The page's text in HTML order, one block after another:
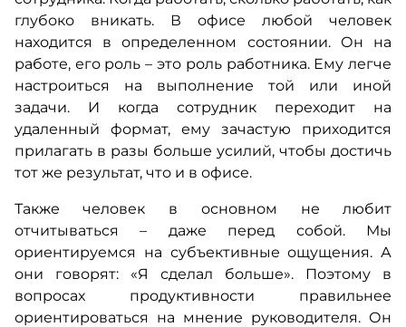
глубоко вникать. В офисе любой человек
находится в определенном состоянии. Он на
работе, его роль – это роль работника. Ему легче
настроиться на выполнение той или иной
задачи. И когда сотрудник переходит на
удаленный формат, ему зачастую приходится
прилагать в разы больше усилий, чтобы достичь
тот же результат, что и в офисе.
Также человек в основном не любит
отчитываться – даже перед собой. Мы
ориентируемся на субъективные ощущения. А
они говорят: «Я сделал больше». Поэтому в
вопросах продуктивности правильнее
ориентироваться на мнение руководителя. Он